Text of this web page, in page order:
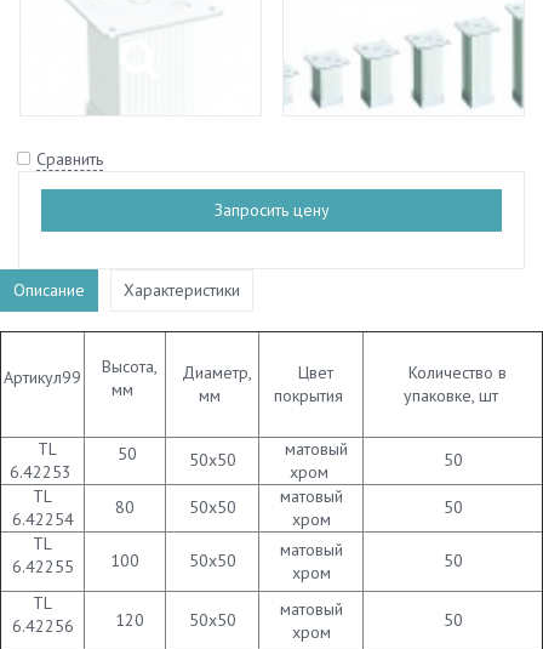
Сравнить
Запросить цену
Описание Характеристики
Артикул99
Высота,
мм
Диаметр,
мм
Цвет
покрытия
Количество в
упаковке, шт
TL
6.42253
50 50х50
матовый
хром
50
TL
6.42254
80 50х50
матовый
хром
50
TL
6.42255
100 50х50
матовый
хром
50
TL
6.42256
120 50х50
матовый
хром
50